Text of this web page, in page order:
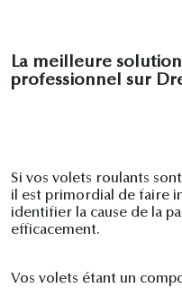
La meilleure
professionnel sur
Si vos volets roulants
il est primordial de faire
identifier la cause de la
efficacement.
Vos volets étant un